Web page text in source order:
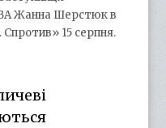
Жанна Шерстюк в
Спротив» 15 серпня.